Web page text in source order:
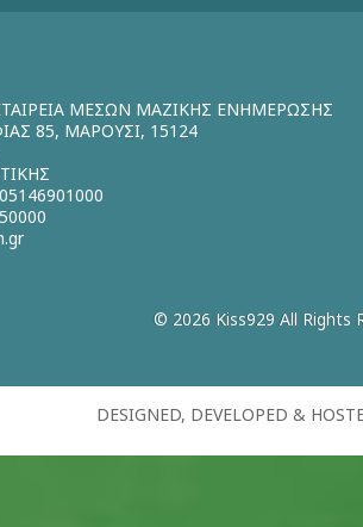
ΜΕΣΩΝ ΜΑΖΙΚΗΣ ΕΝΗΜΕΡΩΣΗΣ
85, ΜΑΡΟΥΣΙ, 15124
© 2026 Kiss929 All Rights
DESIGNED, DEVELOPED &